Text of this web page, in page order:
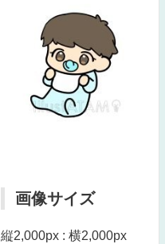
画像サイズ
縦2,000px : 横2,000px